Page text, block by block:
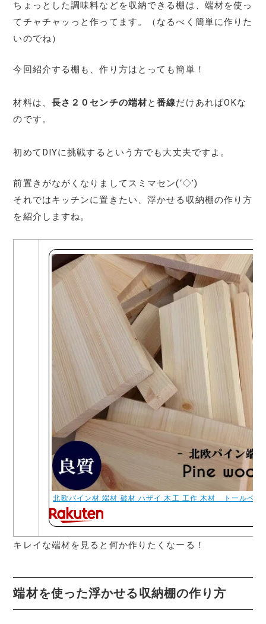
ちょっとした調味料などを収納できる棚は、端材を使っ
てチャチャッっと作ってます。（なるべく簡単に作りた
いのでね）
今回紹介する棚も、作り方はとっても簡単！
材料は、 長さ２０センチの端材と番線だけあればOKな
のです。
初めてDIYに挑戦するという方でも大丈夫ですよ。
前置きがながくなりましてスミマセン(‘◇’)ゞ
それではキッチンに置きたい、浮かせる収納棚の作り方
を紹介しますね。
北欧パイン材 端材 破材 ハザイ 木工 工作 木材 トールペイ
キレイな端材を見ると何か作りたくなーる！
端材を使った浮かせる収納棚の作り方